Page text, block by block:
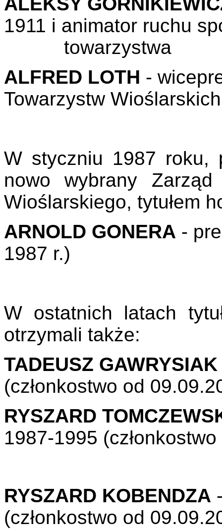
1911 i
towarzystwa
ALFRED LOTH -
Towarzystw Wioślarskich
W styczniu 1987 roku,
nowo wybrany Zarząd
Wioślarskiego, tytułem
ARNOLD GONERA -
1987 r.)
W ostatnich latach
otrzymali także:
TADEUSZ GAWRYSIAK
(członkostwo od
RYSZARD
1987-1995 (członkostwo
RYSZARD KOBENDZA
(członkostwo od